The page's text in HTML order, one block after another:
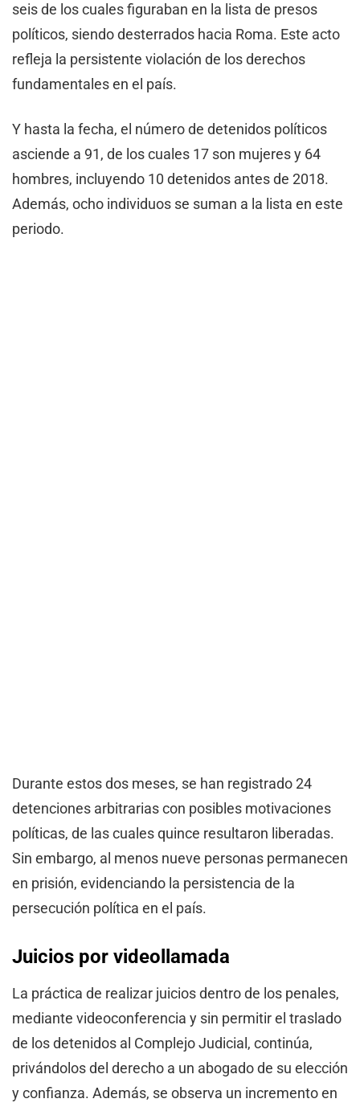
seis de los cuales figuraban en la lista de presos
políticos, siendo desterrados hacia Roma. Este acto
refleja la persistente violación de los derechos
fundamentales en el país.
Y hasta la fecha, el número de detenidos políticos
asciende a 91, de los cuales 17 son mujeres y 64
hombres, incluyendo 10 detenidos antes de 2018.
Además, ocho individuos se suman a la lista en este
periodo.
Durante estos dos meses, se han registrado 24
detenciones arbitrarias con posibles motivaciones
políticas, de las cuales quince resultaron liberadas.
Sin embargo, al menos nueve personas permanecen
en prisión, evidenciando la persistencia de la
persecución política en el país.
Juicios por videollamada
La práctica de realizar juicios dentro de los penales,
mediante videoconferencia y sin permitir el traslado
de los detenidos al Complejo Judicial, continúa,
privándolos del derecho a un abogado de su elección
y confianza. Además, se observa un incremento en